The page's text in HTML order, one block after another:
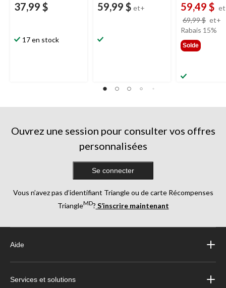
37,99 $
17 en stock
59,99 $ et+ 59,49 $
69,99 $ et+
Rabais 15%
Solde
Ouvrez une session pour consulter vos offres
personnalisées
Se connecter
Vous n’avez pas d’identifiant Triangle ou de carte Récompenses
TriangleMD? S’inscrire maintenant
Aide
Services et solutions